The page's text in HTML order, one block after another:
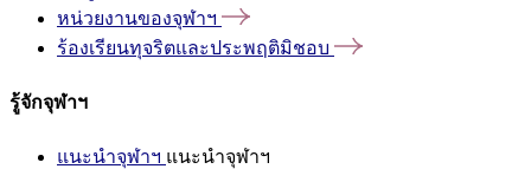
หน่วยงานของจุฬาฯ
ร้องเรียนทุจริตและประพฤติมิชอบ
รู้จักจุฬาฯ
แนะนำจุฬาฯ แนะนำจุฬาฯ